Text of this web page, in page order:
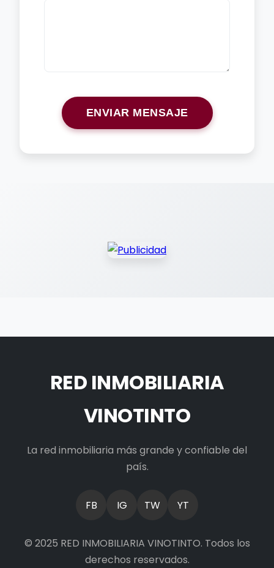
ENVIAR MENSAJE
RED INMOBILIARIA
VINOTINTO
La red inmobiliaria más grande y confiable del
país.
FB IG TW YT
© 2025 RED INMOBILIARIA VINOTINTO. Todos los
derechos reservados.